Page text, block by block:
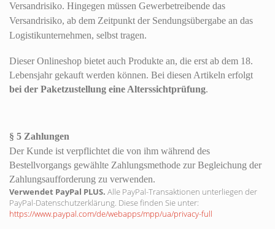
Versandrisiko. Hingegen müssen Gewerbetreibende das
Versandrisiko, ab dem Zeitpunkt der Sendungsübergabe an das
Logistikunternehmen, selbst tragen.
Dieser Onlineshop bietet auch Produkte an, die erst ab dem 18.
Lebensjahr gekauft werden können. Bei diesen Artikeln erfolgt
bei der Paketzustellung eine Alterssichtprüfung.
§ 5 Zahlungen
Der Kunde ist verpflichtet die von ihm während des
Bestellvorgangs gewählte Zahlungsmethode zur Begleichung der
Zahlungsaufforderung zu verwenden.
Verwendet PayPal PLUS. Alle PayPal-Transaktionen unterliegen der
PayPal-Datenschutzerklärung. Diese finden Sie unter:
https://www.paypal.com/de/webapps/mpp/ua/privacy-full